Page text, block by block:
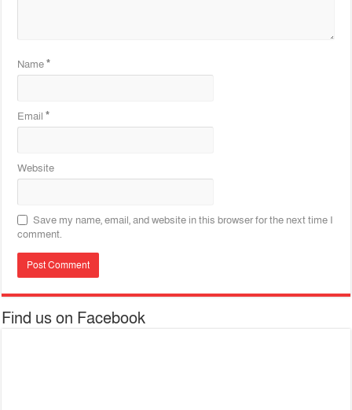
Name*
Email*
Website
Save my name, email, and website in this browser for the next time I
comment.
Find us on Facebook